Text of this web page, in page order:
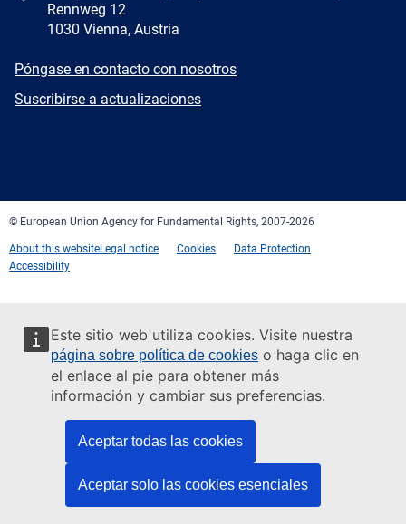
Este sitio web utiliza cookies. Visite nuestra
página sobre política de cookies o haga clic en
el enlace al pie para obtener más
información y cambiar sus preferencias.
Aceptar todas las cookies
Aceptar solo las cookies esenciales
Rennweg 12
1030 Vienna, Austria
E-
Póngase en contacto con nosotros
Newsletter
Suscribirse a actualizaciones
© European Union Agency for Fundamental Rights, 2007-2026
About this websiteLegal notice Cookies
Data Protection
Accessibility